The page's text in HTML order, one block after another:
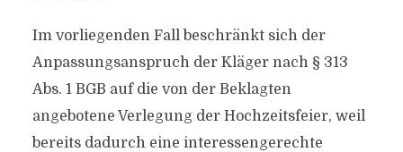
Im vorliegenden Fall beschränkt sich der
Anpassungsanspruch der Kläger nach § 313
Abs. 1 BGB auf die von der Beklagten
angebotene Verlegung der Hochzeitsfeier, weil
bereits dadurch eine interessengerechte